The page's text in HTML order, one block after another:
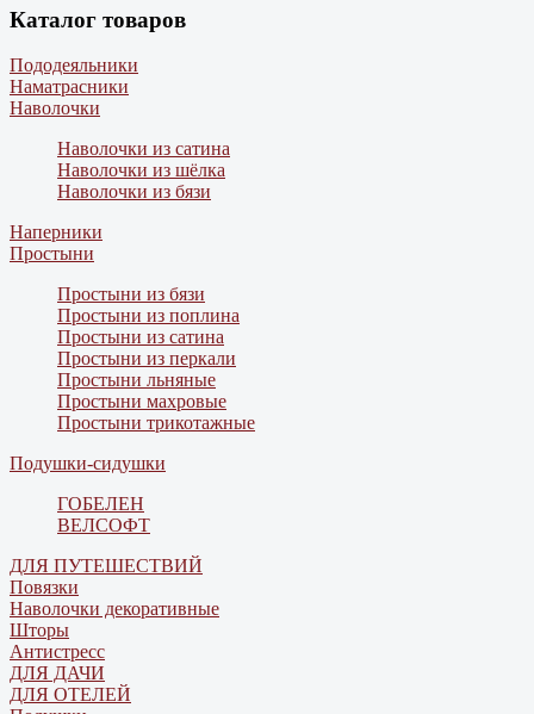
Каталог товаров
Пододеяльники
Наматрасники
Наволочки
Наволочки из сатина
Наволочки из шёлка
Наволочки из бязи
Наперники
Простыни
Простыни из бязи
Простыни из поплина
Простыни из сатина
Простыни из перкали
Простыни льняные
Простыни махровые
Простыни трикотажные
Подушки-сидушки
ГОБЕЛЕН
ВЕЛСОФТ
ДЛЯ ПУТЕШЕСТВИЙ
Повязки
Наволочки декоративные
Шторы
Антистресс
ДЛЯ ДАЧИ
ДЛЯ ОТЕЛЕЙ